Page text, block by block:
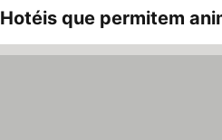
Hotéis que permitem